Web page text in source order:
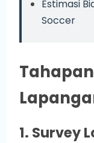
Estimasi
Soccer
1. Survey